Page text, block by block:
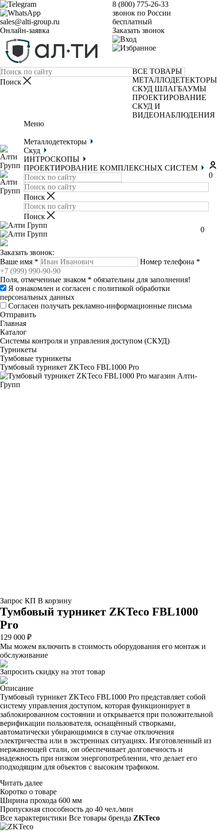
sales@alti-group.ru
Онлайн-заявка
8 (800) 775-26-33
звонок по России
бесплатный
Заказать звонок
ВСЕ ТОВАРЫ
МЕТАЛЛОДЕТЕКТОРЫ
СКУД ШЛАГБАУМЫ
ПРОЕКТИРОВАНИЕ
СКУД И
ВИДЕОНАБЛЮДЕНИЯ
Меню
Металлодетекторы
Скуд
ИНТРОСКОПЫ
ПРОЕКТИРОВАНИЕ КОМПЛЕКСНЫХ СИСТЕМ
0
0
Заказать звонок:
Ваше имя * Номер телефона *
Поля, отмеченные знаком * обязательны для заполнения!
Я ознакомлен и согласен с политикой обработки
персональных данных
Согласен получать рекламно-информационные письма
Отправить
Главная
Каталог
Системы контроля и управления доступом (СКУД)
Турникеты
Тумбовые турникеты
Тумбовый турникет ZKTeco FBL1000 Pro
Запрос КП В корзину
Тумбовый турникет ZKTeco FBL1000
Pro
129 000 ₽
Мы можем включить в стоимость оборудования его монтаж и
обслуживание
Запросить скидку на этот товар
Описание
Тумбовый турникет ZKTeco FBL1000 Pro представляет собой
систему управления доступом, которая функционирует в
заблокированном состоянии и открывается при положительной
верификации пользователя, оснащённый створками,
автоматически убирающимися в случае отключения
электричества или в экстренных ситуациях. Изготовленный из
нержавеющей стали, он обеспечивает долговечность и
надежность при низком энергопотреблении, что делает его
подходящим для объектов с высоким трафиком.
Читать далее
Коротко о товаре
Ширина прохода 600 мм
Пропускная способность до 40 чел./мин
Все характеристики Все товары бренда ZKTeco